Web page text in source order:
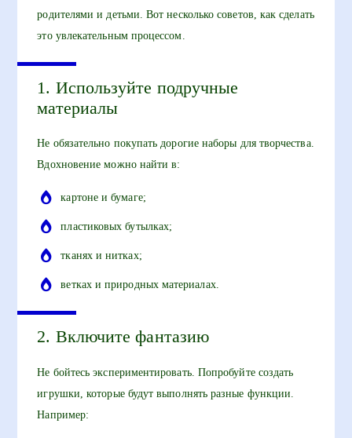
родителями и детьми. Вот несколько советов, как сделать
это увлекательным процессом.
1. Используйте подручные
материалы
Не обязательно покупать дорогие наборы для творчества.
Вдохновение можно найти в:
картоне и бумаге;
пластиковых бутылках;
тканях и нитках;
ветках и природных материалах.
2. Включите фантазию
Не бойтесь экспериментировать. Попробуйте создать
игрушки, которые будут выполнять разные функции.
Например: